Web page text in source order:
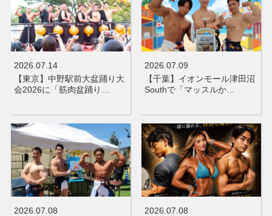
2026.07.14
【東京】中野駅前大盆踊り大
会2026に「筋肉盆踊り…
2026.07.09
【千葉】イオンモール津田沼
Southで「マッスルか…
2026.07.08
2026.07.08